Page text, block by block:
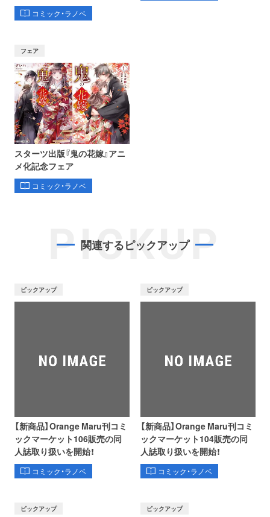
コミック・ラノベ
フェア
スターツ出版『鬼の花嫁』アニ
メ化記念フェア
コミック・ラノベ
PICKUP
関連するピックアップ
ピックアップ
【新商品】Orange Maru刊コミ
ックマーケット106販売の同
人誌取り扱いを開始！
コミック・ラノベ
ピックアップ
【新商品】Orange Maru刊コミ
ックマーケット104販売の同
人誌取り扱いを開始！
コミック・ラノベ
ピックアップ ピックアップ